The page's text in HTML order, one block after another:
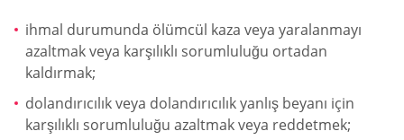
ihmal durumunda ölümcül kaza veya yaralanmayı
azaltmak veya karşılıklı sorumluluğu ortadan
kaldırmak;
dolandırıcılık veya dolandırıcılık yanlış beyanı için
karşılıklı sorumluluğu azaltmak veya reddetmek;